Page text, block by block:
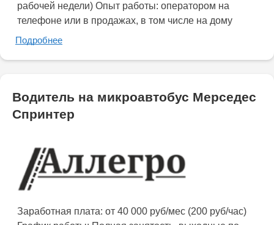
рабочей недели) Опыт работы: оператором на
телефоне или в продажах, в том числе на дому
Подробнее
Водитель на микроавтобус Мерседес
Спринтер
Заработная плата: от 40 000 руб/мес (200 руб/час)